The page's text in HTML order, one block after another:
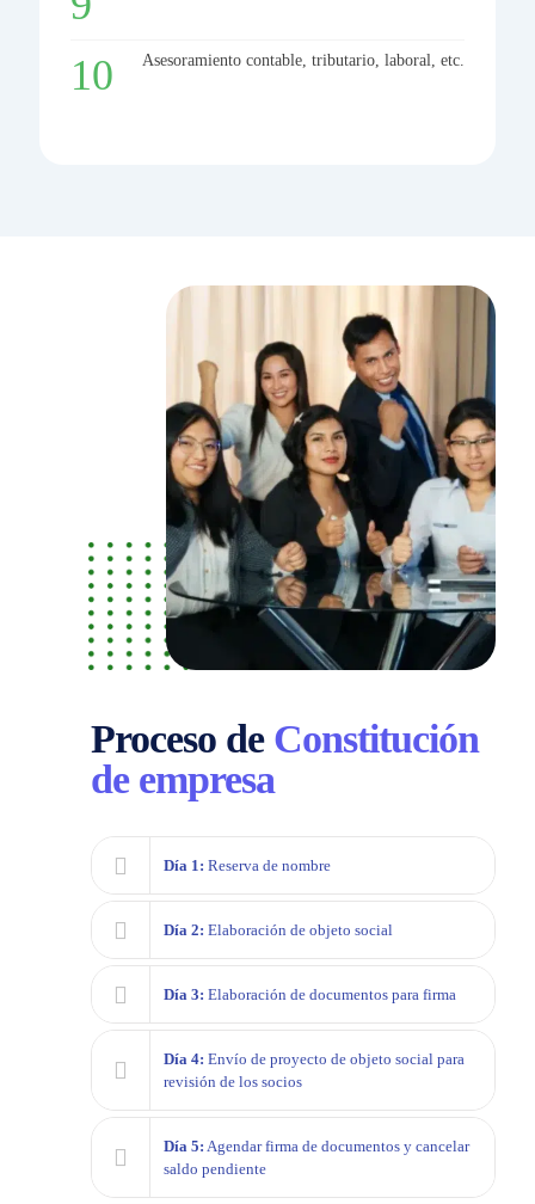
Asesoramiento contable, tributario, laboral, etc.
Proceso de Constitución
de empresa
Día 1: Reserva de nombre
Día 2: Elaboración de objeto social
Día 3: Elaboración de documentos para firma
Día 4: Envío de proyecto de objeto social para
revisión de los socios
Día 5: Agendar firma de documentos y cancelar
saldo pendiente